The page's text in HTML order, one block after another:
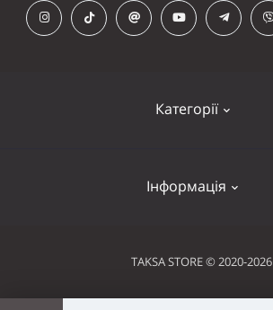
Категорії
Інформація
TAKSA STORE © 2020-2026